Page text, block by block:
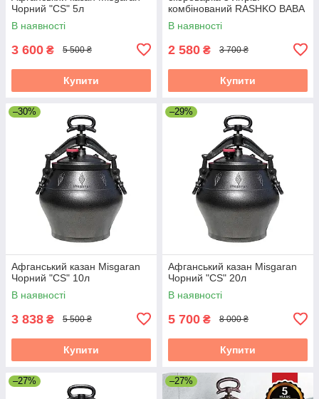
Чорний "CS" 5л
В наявності
3 600 ₴ 5 500 ₴
Купити
комбінований RASHKO BABA
В наявності
2 580 ₴ 3 700 ₴
Купити
–30%
Афганський казан Misgaran
Чорний "CS" 10л
В наявності
3 838 ₴ 5 500 ₴
Купити
–29%
Афганський казан Misgaran
Чорний "CS" 20л
В наявності
5 700 ₴ 8 000 ₴
Купити
–27% –27%